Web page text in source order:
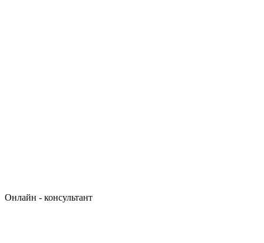
Онлайн - консультант